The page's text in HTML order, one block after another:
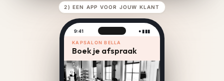
2) EEN APP VOOR JOUW KLANT
9:41 ● ▮ ▮▮
KAPSALON BELLA
Boek je afspraak